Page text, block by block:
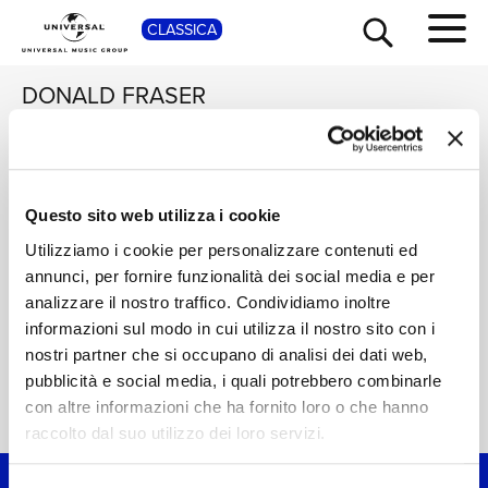
Questo sito web utilizza i cookie
Utilizziamo i cookie per personalizzare contenuti ed
annunci, per fornire funzionalità dei social media e per
analizzare il nostro traffico. Condividiamo inoltre
informazioni sul modo in cui utilizza il nostro sito con i
nostri partner che si occupano di analisi dei dati web,
pubblicità e social media, i quali potrebbero combinarle
con altre informazioni che ha fornito loro o che hanno
raccolto dal suo utilizzo dei loro servizi.
CLASSICA
DONALD FRASER
JESSYE NORMAN,
CHOIR, NEW YORK
CHORAL SOCIETY
Christmastide
Home Classica > Donald Fraser
SHOP
TOUR
NEWS
RICERCA
CHI SIAMO
CONTATTI
NEWSLETTER